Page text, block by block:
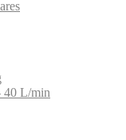
40 L/min